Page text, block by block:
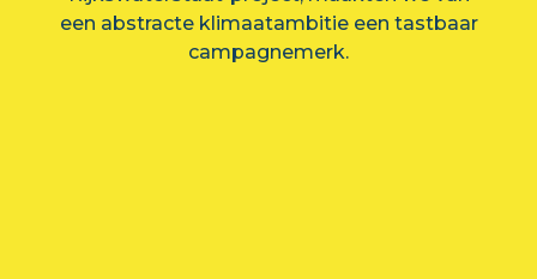
een abstracte klimaatambitie een tastbaar
campagnemerk.